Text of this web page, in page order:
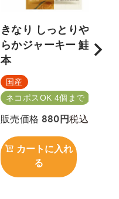
きなり しっとりやわ
らかジャーキー 鮭 6
本
国産
ネコポスOK 4個まで
販売価格 880 税込
カートに入れ
る